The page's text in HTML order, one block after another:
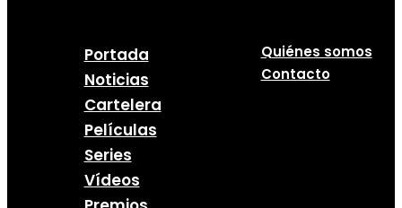
Portada
Noticias
Cartelera
Películas
Series
Vídeos
Quiénes somos
Contacto